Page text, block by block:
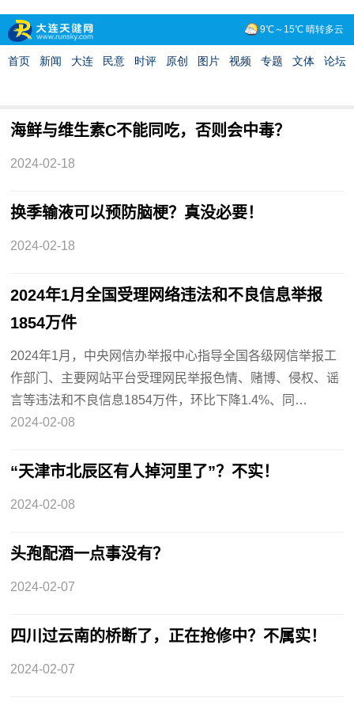
海鲜与维生素C不能同吃，否则会中毒？
2024-02-18
换季输液可以预防脑梗？真没必要！
2024-02-18
2024年1月全国受理网络违法和不良信息举报
1854万件
2024年1月，中央网信办举报中心指导全国各级网信举报工
作部门、主要网站平台受理网民举报色情、赌博、侵权、谣
言等违法和不良信息1854万件，环比下降1.4%、同…
2024-02-08
“天津市北辰区有人掉河里了”？不实！
2024-02-08
头孢配酒一点事没有？
2024-02-07
四川过云南的桥断了，正在抢修中？不属实！
2024-02-07